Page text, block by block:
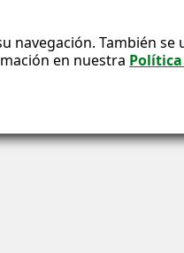
También
en nuestra